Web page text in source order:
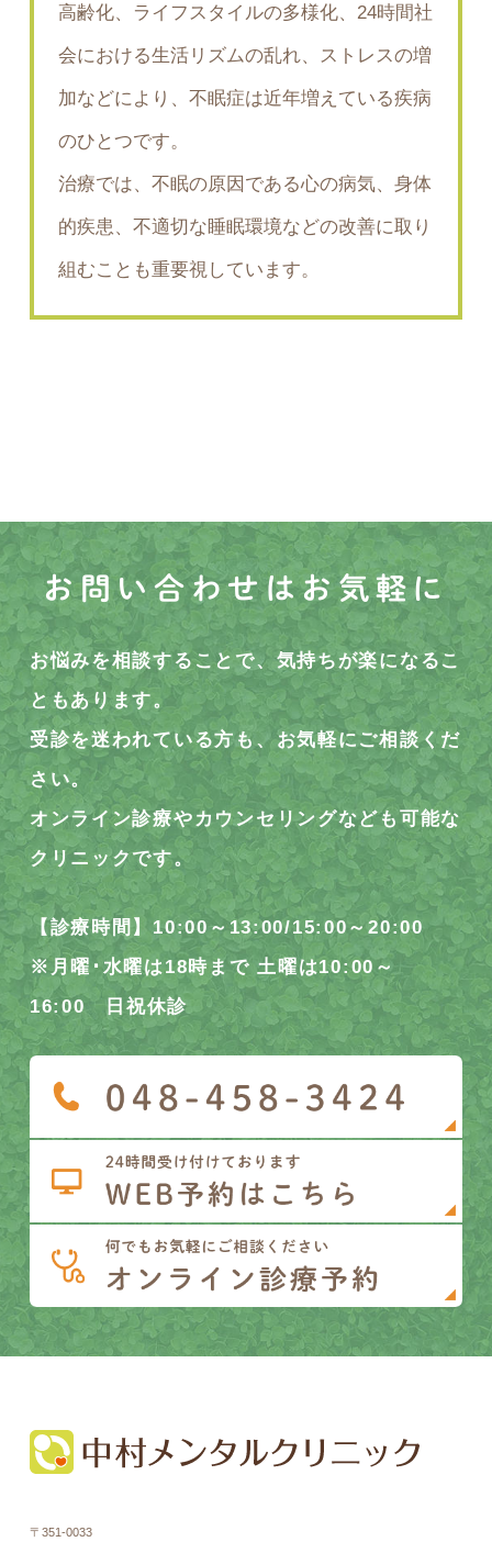
高齢化、ライフスタイルの多様化、24時間社
会における生活リズムの乱れ、ストレスの増
加などにより、不眠症は近年増えている疾病
のひとつです。
治療では、不眠の原因である心の病気、身体
的疾患、不適切な睡眠環境などの改善に取り
組むことも重要視しています。
お問い合わせはお気軽に
お悩みを相談することで、気持ちが楽になるこ
ともあります。
受診を迷われている方も、お気軽にご相談くだ
さい。
オンライン診療やカウンセリングなども可能な
クリニックです。
【診療時間】10:00～13:00/15:00～20:00
※月曜･水曜は18時まで 土曜は10:00～
16:00 日祝休診
〒351-0033